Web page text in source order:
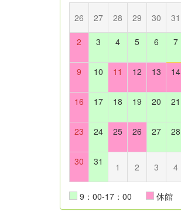
26 27 28 29 30 31
2 3 4 5 6 7
9 10 11 12 13 14
16 17 18 19 20 21
23 24 25 26 27 28
30 31 1 2 3 4
9：00-17：00 休館